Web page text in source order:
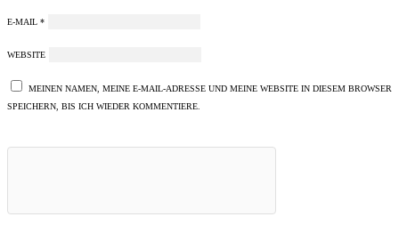
E-MAIL *
WEBSITE
MEINEN NAMEN, MEINE E-MAIL-ADRESSE UND MEINE WEBSITE IN DIESEM BROWSER
SPEICHERN, BIS ICH WIEDER KOMMENTIERE.